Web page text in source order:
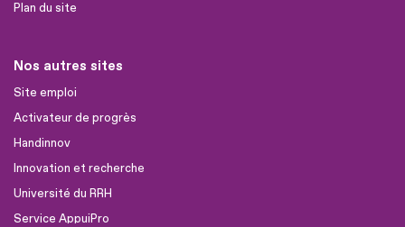
Plan du site
Nos autres sites
Site emploi
Activateur de progrès
Handinnov
Innovation et recherche
Université du RRH
Service AppuiPro